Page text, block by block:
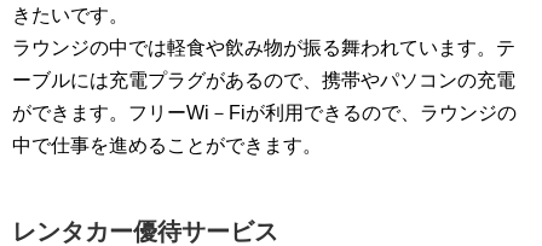
きたいです。
ラウンジの中では軽食や飲み物が振る舞われています。テ
ーブルには充電プラグがあるので、携帯やパソコンの充電
ができます。フリーWi－Fiが利用できるので、ラウンジの
中で仕事を進めることができます。
レンタカー優待サービス